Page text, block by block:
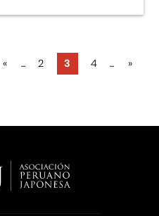
« ... 2 3 4 ... »